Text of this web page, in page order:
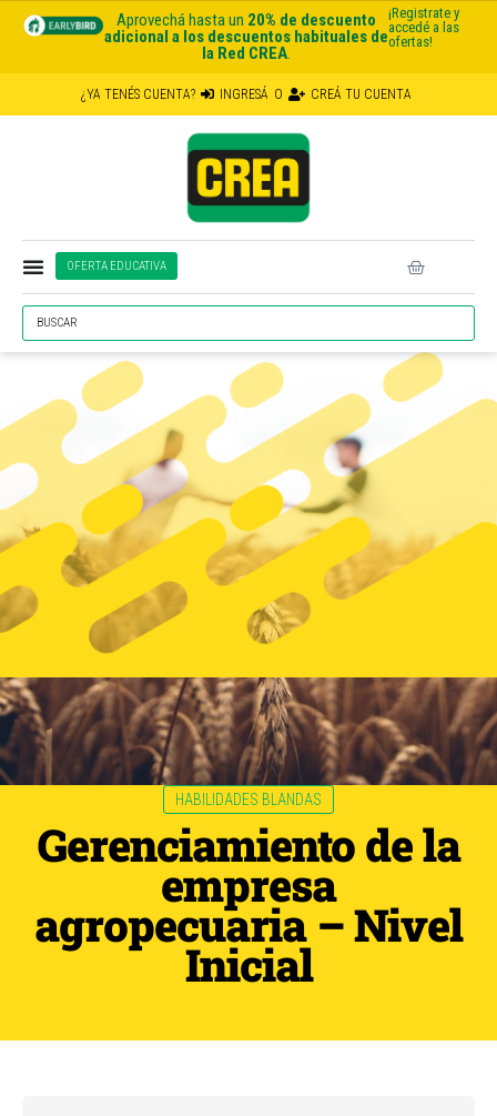
Aprovechá hasta un 20% de descuento
adicional a los descuentos habituales de
la Red CREA.
¡Registrate y
accedé a las
ofertas!
¿YA TENÉS CUENTA? INGRESÁ O CREÁ TU CUENTA
OFERTA EDUCATIVA
HABILIDADES BLANDAS
Gerenciamiento de la
empresa
agropecuaria – Nivel
Inicial